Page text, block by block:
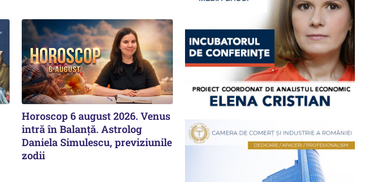
Horoscop 6 august 2026. Venus
intră în Balanță. Astrolog
Daniela Simulescu, previziunile
zodii